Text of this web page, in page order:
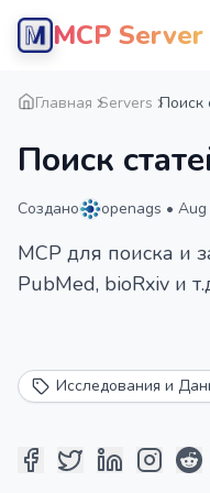
MCP
Главная Servers Поиск
Поиск
Создано openags • Aug
MCP для поиска и
PubMed, bioRxiv и
Исследования и